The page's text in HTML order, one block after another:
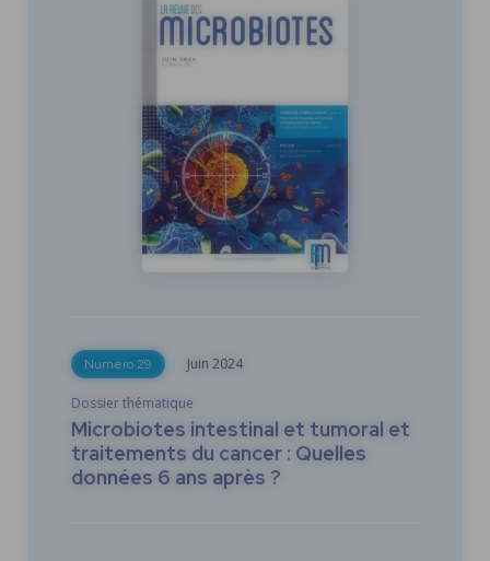
Numéro 29 Juin 2024
Dossier thématique
Microbiotes intestinal et tumoral et
traitements du cancer : Quelles
données 6 ans après ?